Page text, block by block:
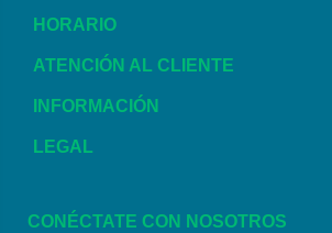
HORARIO
ATENCIÓN AL CLIENTE
INFORMACIÓN
LEGAL
CONÉCTATE CON NOSOTROS